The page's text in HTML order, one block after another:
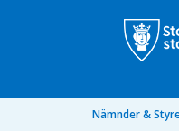
Nämnder &